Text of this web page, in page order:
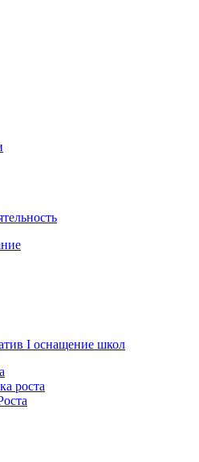
I оснащение школ
роста